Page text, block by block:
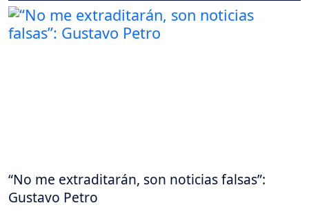
“No me extraditarán, son noticias falsas”:
Gustavo Petro